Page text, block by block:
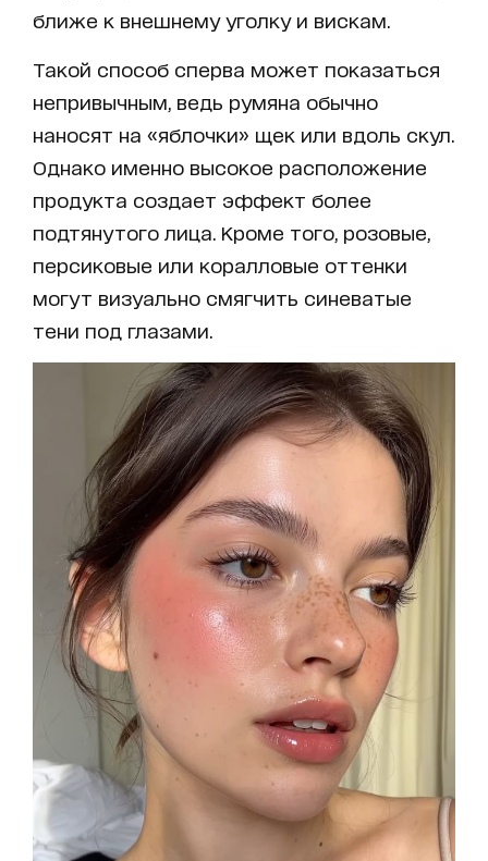
ближе к внешнему уголку и вискам.
Такой способ сперва может показаться
непривычным, ведь румяна обычно
наносят на «яблочки» щек или вдоль скул.
Однако именно высокое расположение
продукта создает эффект более
подтянутого лица. Кроме того, розовые,
персиковые или коралловые оттенки
могут визуально смягчить синеватые
тени под глазами.